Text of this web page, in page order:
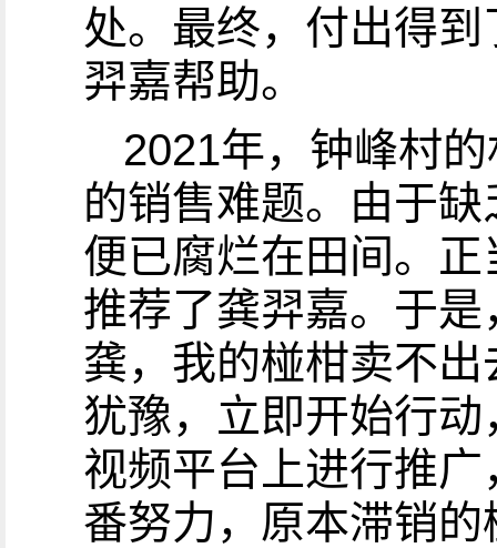
处。最终，付出得
羿嘉帮助。
2021年，钟峰村
的销售难题。由于
便已腐烂在田间。
推荐了龚羿嘉。于
龚，我的椪柑卖不
犹豫，立即开始行
视频平台上进行推
番努力，原本滞销